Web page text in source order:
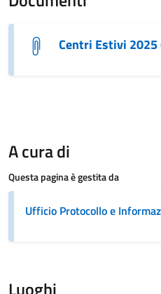
Centri Estivi 2025
A cura di
Questa pagina è gestita da
Ufficio Protocollo e